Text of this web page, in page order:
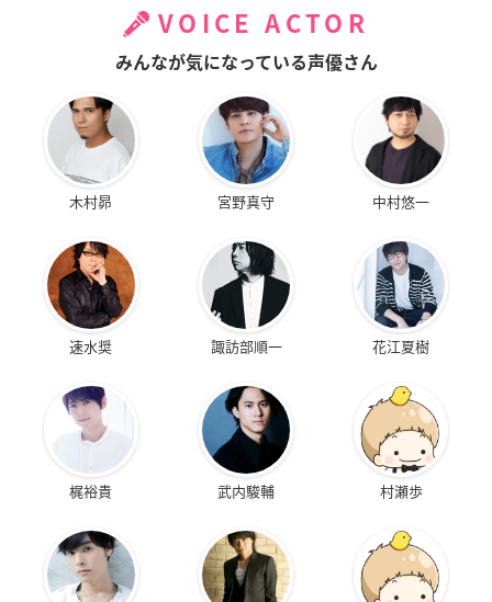
VOICE ACTOR
みんなが気になっている声優さん
木村昴 宮野真守 中村悠一
速水奨 諏訪部順一 花江夏樹
梶裕貴 武内駿輔 村瀬歩